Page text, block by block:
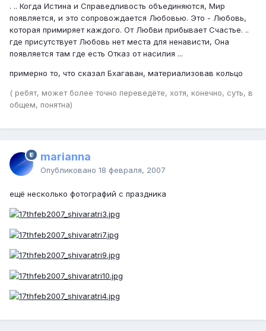
. .. Когда Истина и Справедливость объединяются, Мир
появляется, и это сопровождается Любовью. Это - Любовь,
которая примиряет каждого. От Любви прибывает Счастье. ..
где присутствует Любовь нет места для ненависти, Она
появляется там где есть Отказ от насилия ...
примерно то, что сказал Бхагаван, материализовав кольцо
( ребят, может более точно переведёте, хотя, конечно, суть, в
общем, понятна)
marianna
Опубликовано 18 февраля, 2007
ещё несколько фотографий с праздника